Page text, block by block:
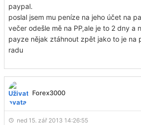
paypal.
poslal jsem mu peníze na jeho účet na
večer odešle mě na PP,ale je to 2 dny a
payze nějak ztáhnout zpět jako to je na
radu
Forex3000
ned 15. zář 2013 14:26:55